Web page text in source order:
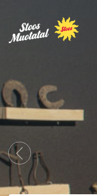
Region
Bergbahnen
Sommer
Previous